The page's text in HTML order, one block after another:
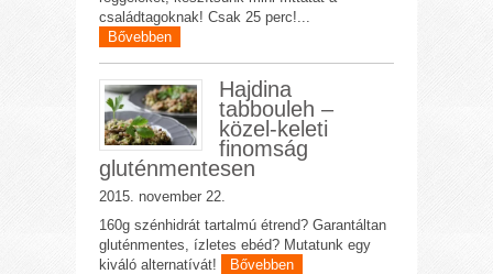
családtagoknak! Csak 25 perc!...
Bővebben
Hajdina
tabbouleh –
közel-keleti
finomság
gluténmentesen
2015. november 22.
160g szénhidrát tartalmú étrend? Garantáltan
gluténmentes, ízletes ebéd? Mutatunk egy
kiváló alternatívát!
Bővebben